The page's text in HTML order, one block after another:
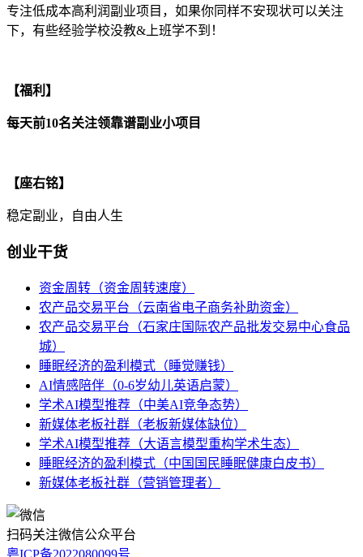
专注低成本高利润副业项目，如果你同样不安现状可以关注
下，有些经验学校没教&上班学不到！
【福利】
每天前10名关注领靠谱副业小项目
【座右铭】
稳定副业，自由人生
创业干货
资金周转（资金周转速度）
农产品交易平台（云南省电子商务补助资金）
农产品交易平台（石家庄国际农产品批发交易中心食品
城）
睡眠经济的盈利模式（睡觉赚钱）
AI情感陪伴（0-6岁幼儿英语启蒙）
学术AI模型推荐（中美AI竞争态势）
新媒体老板社群（老板新媒体缺位）
学术AI模型推荐（大语言模型重构学术生态）
睡眠经济的盈利模式（中国国民睡眠健康白皮书）
新媒体老板社群（营销管理者）
扫码关注微信公众平台
粤ICP备2022080099号